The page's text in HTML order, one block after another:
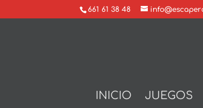
661 61 38 48
INICIO JUEGOS